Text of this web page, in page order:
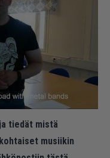
tiedät mistä
musiikin